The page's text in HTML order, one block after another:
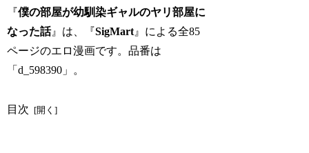
『僕の部屋が幼馴染ギャルのヤリ部屋に
なった話』は、『SigMart 』による全85
ページのエロ漫画です。品番は
「d_598390」。
目次